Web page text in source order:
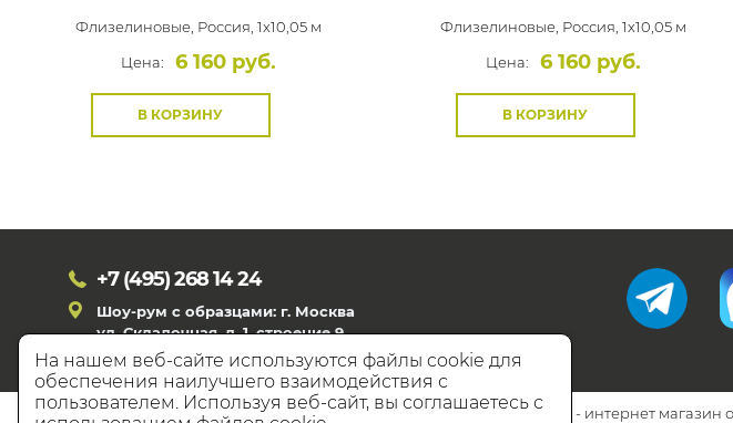
Флизелиновые, Россия, 1x10,05 м
Цена:
6 160 руб.
В КОРЗИНУ
Флизелиновые, Россия, 1x10,05 м
Цена:
6 160 руб.
В КОРЗИНУ
+7 (495)268 14 24
Шоу-рум с образцами: г. Москва
ул. Складочная, д. 1, строение 9
© 2026 Walls.ru - интернет магазин
На нашем веб-сайте используются файлы cookie для
обеспечения наилучшего взаимодействия с
пользователем. Используя веб-сайт, вы соглашаетесь с